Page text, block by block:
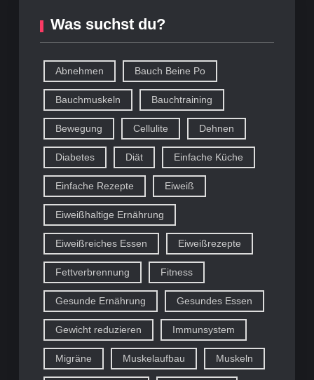
Was suchst du?
Abnehmen Bauch Beine Po
Bauchmuskeln Bauchtraining
Bewegung Cellulite Dehnen
Diabetes Diät Einfache Küche
Einfache Rezepte Eiweiß
Eiweißhaltige Ernährung
Eiweißreiches Essen Eiweißrezepte
Fettverbrennung Fitness
Gesunde Ernährung Gesundes Essen
Gewicht reduzieren Immunsystem
Migräne Muskelaufbau Muskeln